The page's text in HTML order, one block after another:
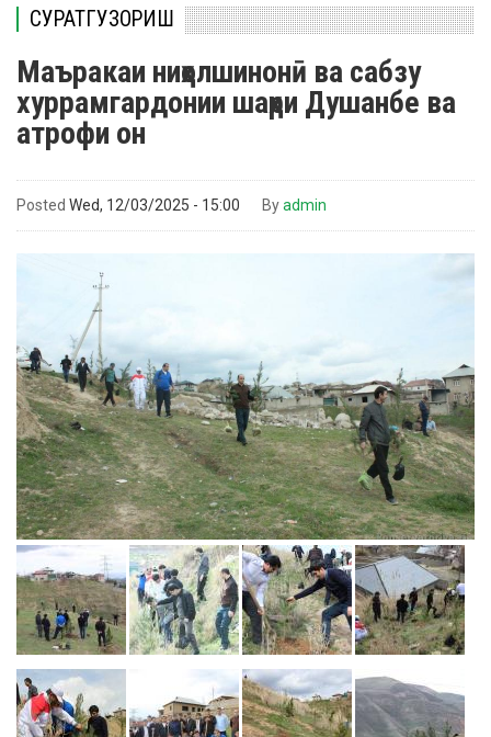
СУРАТГУЗОРИШ
Маъракаи ниҳолшинонӣ ва сабзу
хуррамгардонии шаҳри Душанбе ва
атрофи он
Posted Wed, 12/03/2025 - 15:00 Byadmin